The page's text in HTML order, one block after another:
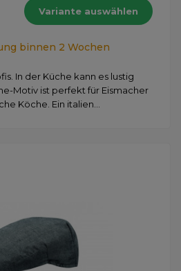
Variante auswählen
binnen 2 Wochen
In der Küche kann es lustig
Motiv ist perfekt für Eismacher
Köche. Ein italien...